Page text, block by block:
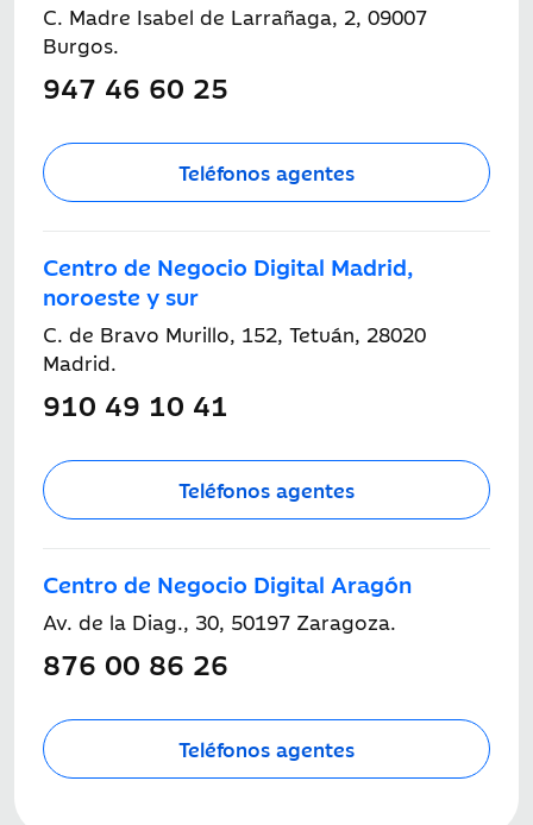
C. Madre Isabel de Larrañaga, 2, 09007
Burgos.
947 46 60 25
Teléfonos agentes
Centro de Negocio Digital Madrid,
noroeste y sur
C. de Bravo Murillo, 152, Tetuán, 28020
Madrid.
910 49 10 41
Teléfonos agentes
Centro de Negocio Digital Aragón
Av. de la Diag., 30, 50197 Zaragoza.
876 00 86 26
Teléfonos agentes